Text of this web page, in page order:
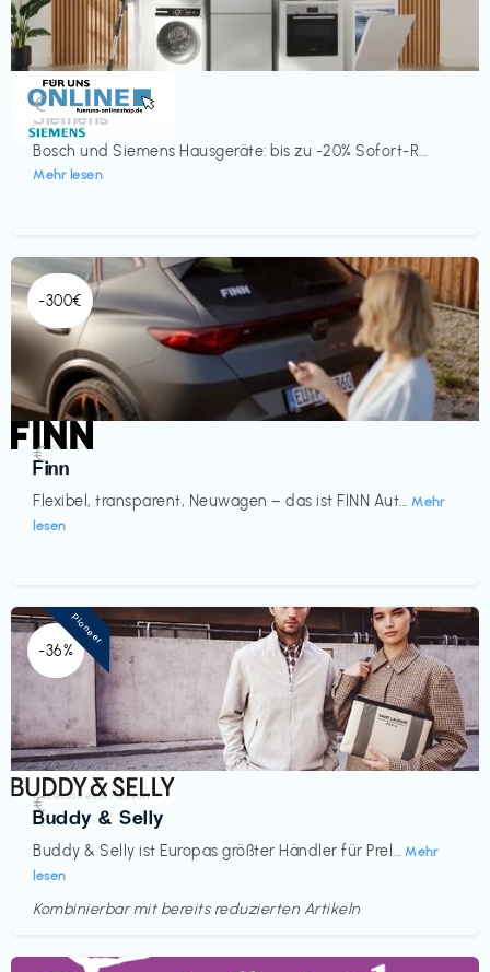
Küche & Haushalt
Siemens
Bosch und Siemens Hausgeräte: bis zu -20% Sofort-R...
Mehr lesen
€‎
-300€
Automobil
Finn
Flexibel, transparent, Neuwagen – das ist FINN Aut... Mehr
lesen
€‎
-36%
Accessoires & Fashion
Buddy & Selly
Buddy & Selly ist Europas größter Händler für Prel... Mehr
lesen
€‎
Kombinierbar mit bereits reduzierten Artikeln
Pioneer